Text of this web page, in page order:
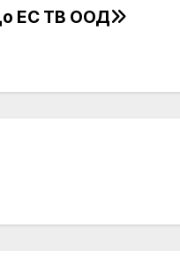
ЕС ТВ ООД